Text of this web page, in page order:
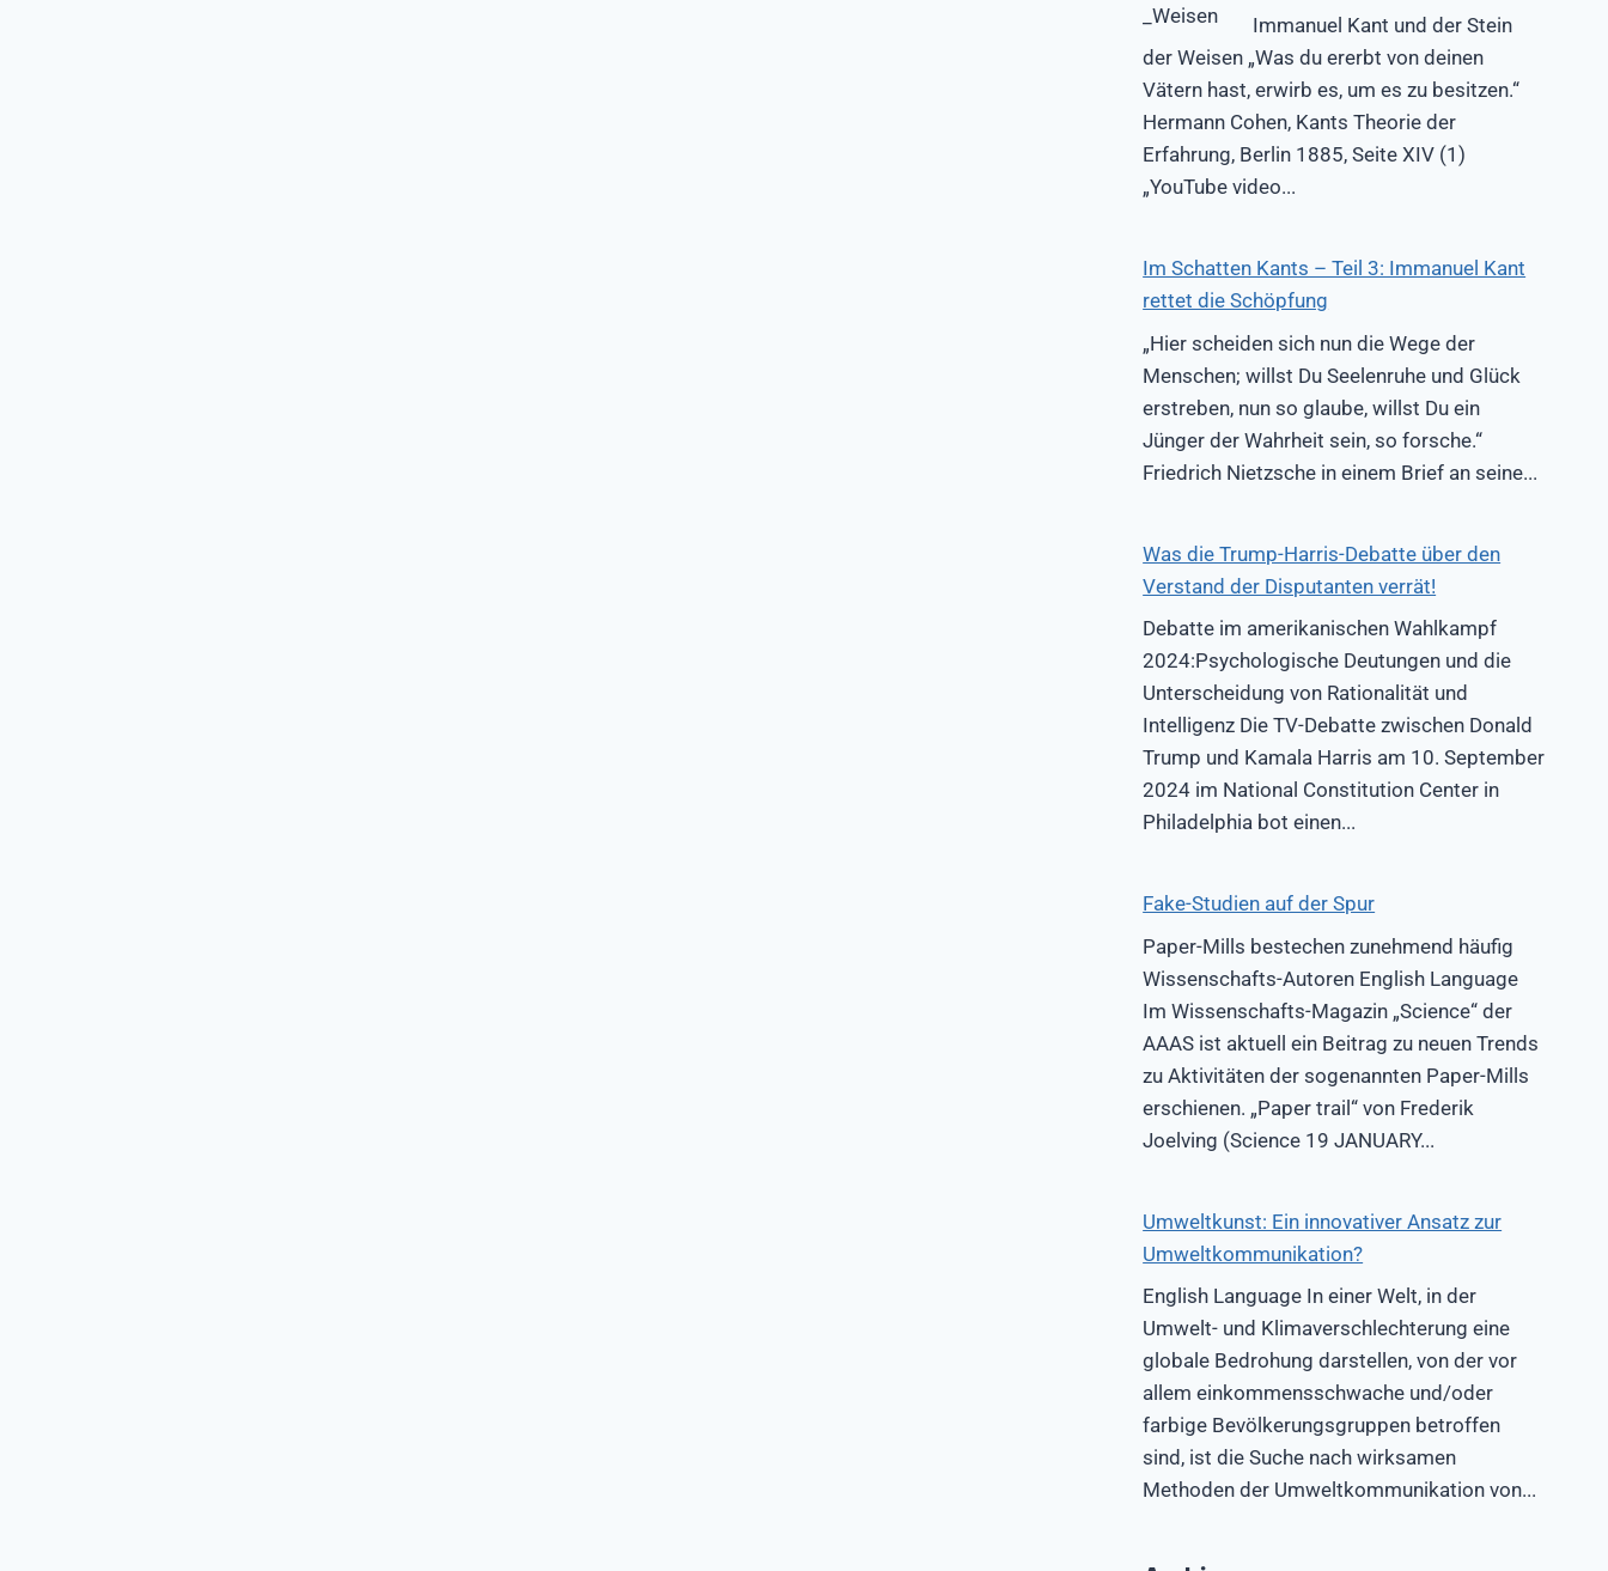
Immanuel Kant und der Stein
der Weisen „Was du ererbt von deinen
Vätern hast, erwirb es, um es zu besitzen.“
Hermann Cohen, Kants Theorie der
Erfahrung, Berlin 1885, Seite XIV (1)
„YouTube video...
Im Schatten Kants – Teil 3: Immanuel Kant
rettet die Schöpfung
„Hier scheiden sich nun die Wege der
Menschen; willst Du Seelenruhe und Glück
erstreben, nun so glaube, willst Du ein
Jünger der Wahrheit sein, so forsche.“
Friedrich Nietzsche in einem Brief an seine...
Was die Trump-Harris-Debatte über den
Verstand der Disputanten verrät!
Debatte im amerikanischen Wahlkampf
2024:Psychologische Deutungen und die
Unterscheidung von Rationalität und
Intelligenz Die TV-Debatte zwischen Donald
Trump und Kamala Harris am 10. September
2024 im National Constitution Center in
Philadelphia bot einen...
Fake-Studien auf der Spur
Paper-Mills bestechen zunehmend häufig
Wissenschafts-Autoren English Language
Im Wissenschafts-Magazin „Science“ der
AAAS ist aktuell ein Beitrag zu neuen Trends
zu Aktivitäten der sogenannten Paper-Mills
erschienen. „Paper trail“ von Frederik
Joelving (Science 19 JANUARY...
Umweltkunst: Ein innovativer Ansatz zur
Umweltkommunikation?
English Language In einer Welt, in der
Umwelt- und Klimaverschlechterung eine
globale Bedrohung darstellen, von der vor
allem einkommensschwache und/oder
farbige Bevölkerungsgruppen betroffen
sind, ist die Suche nach wirksamen
Methoden der Umweltkommunikation von...